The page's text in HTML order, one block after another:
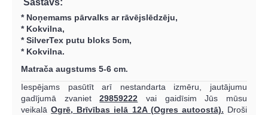
Sastāvs:
* Noņemams pārvalks ar rāvējslēdzēju,
* Kokvilna,
* SilverTex putu bloks 5cm,
* Kokvilna.
Matrača augstums 5-6 cm.
Iespējams pasūtīt arī nestandarta izmēru, jautājumu
gadījumā zvaniet
29859222 vai gaidīsim Jūs mūsu
veikalāOgrē, Brīvības ielā 12A (Ogres autoostā). Droši